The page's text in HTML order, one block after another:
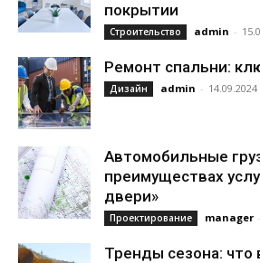
покрытии
Строительство admin -
Ремонт спальни:
Дизайн admin - 14.09.2024
Автомобильные
преимуществах
двери»
Проектирование manager -
Тренды сезона: что